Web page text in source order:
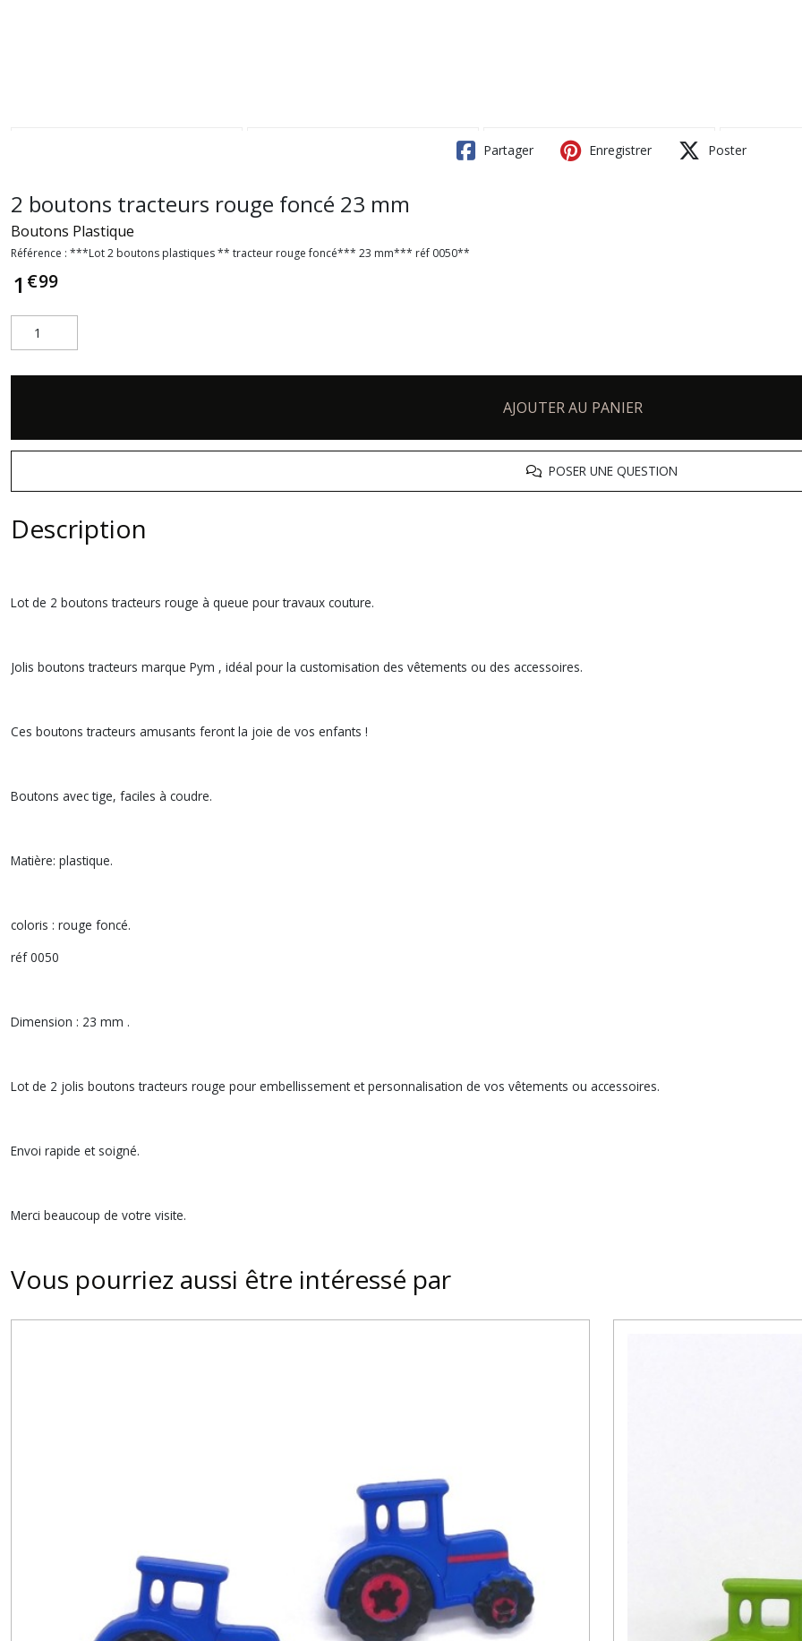
Partager Enregistrer Poster
2 boutons tracteurs rouge foncé 23 mm
Boutons Plastique
Référence : ***Lot 2 boutons plastiques ** tracteur rouge foncé*** 23 mm*** réf 0050**
1 €99
AJOUTER AU PANIER
POSER UNE QUESTION
Description
Lot de 2 boutons tracteurs rouge à queue pour travaux couture.
Jolis boutons tracteurs marque Pym , idéal pour la customisation des vêtements ou des accessoires.
Ces boutons tracteurs amusants feront la joie de vos enfants !
Boutons avec tige, faciles à coudre.
Matière: plastique.
coloris : rouge foncé.
réf 0050
Dimension : 23 mm .
Lot de 2 jolis boutons tracteurs rouge pour embellissement et personnalisation de vos vêtements ou accessoires.
Envoi rapide et soigné.
Merci beaucoup de votre visite.
Vous pourriez aussi être intéressé par